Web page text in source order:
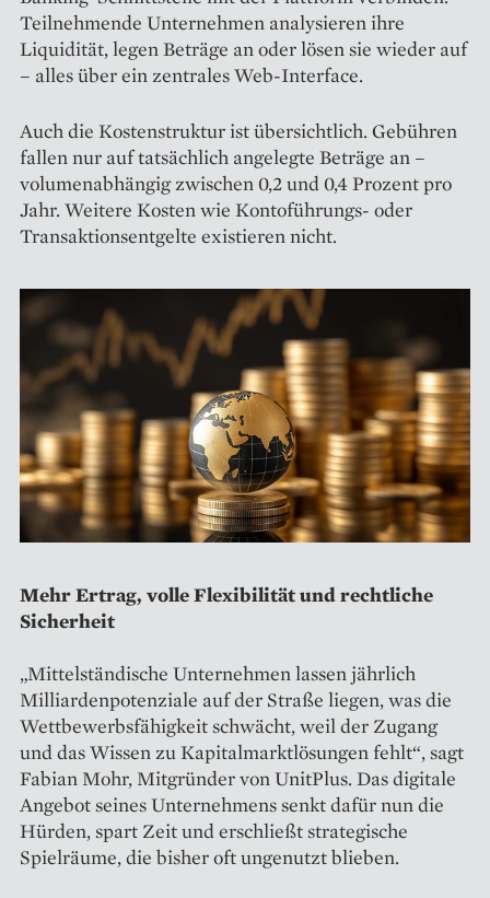
Teilnehmende Unternehmen analysieren ihre
Liquidität, legen Beträge an oder lösen sie wieder auf
– alles über ein zentrales Web-Interface.
Auch die Kostenstruktur ist übersichtlich. Gebühren
fallen nur auf tatsächlich angelegte Beträge an –
volumenabhängig zwischen 0,2 und 0,4 Prozent pro
Jahr. Weitere Kosten wie Kontoführungs- oder
Transaktionsentgelte existieren nicht.
Mehr Ertrag, volle Flexibilität und rechtliche
Sicherheit
„Mittelständische Unternehmen lassen jährlich
Milliardenpotenziale auf der Straße liegen, was die
Wettbewerbsfähigkeit schwächt, weil der Zugang
und das Wissen zu Kapitalmarktlösungen fehlt“, sagt
Fabian Mohr, Mitgründer von UnitPlus. Das digitale
Angebot seines Unternehmens senkt dafür nun die
Hürden, spart Zeit und erschließt strategische
Spielräume, die bisher oft ungenutzt blieben.